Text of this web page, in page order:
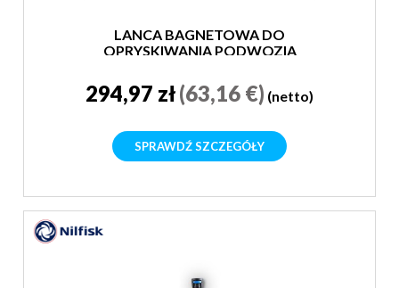
LANCA BAGNETOWA DO
OPRYSKIWANIA PODWOZIA
294,97 zł(63,16 €) (netto)
SPRAWDŹ SZCZEGÓŁY